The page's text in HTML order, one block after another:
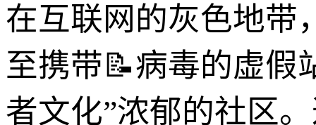
在互联网的灰色地带
至携带📝病毒的虚假
者文化”浓郁的社区